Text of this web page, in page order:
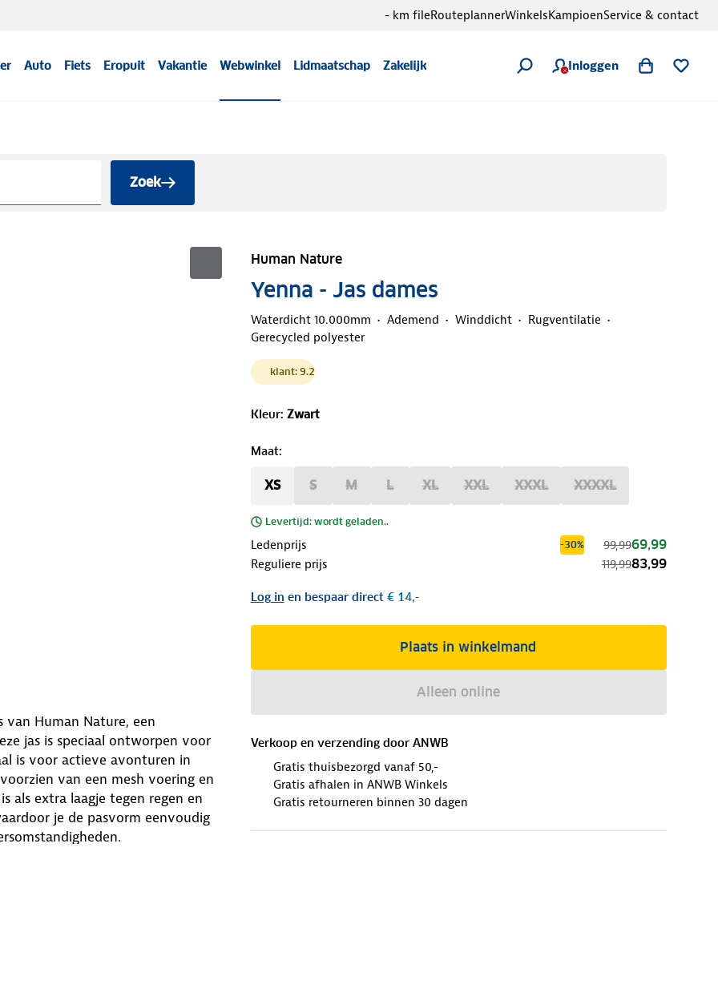
Auto Fiets Eropuit Vakantie Webwinkel Lidmaatschap Zakelijk Inloggen
- km fileRouteplannerWinkelsKampioenService & contact
Zoek
Human Nature
Yenna - Jas dames
Waterdicht 10.000mm Ademend Winddicht
Rugventilatie
Gerecycled polyester
klant: 9.2
Kleur: Zwart
Maat:
XS S M L XL XXL XXXL XXXXL
Levertijd: wordt geladen..
Ledenprijs -30% 99,9969,99
Reguliere prijs 119,9983,99
Log in en bespaar direct€ 14,-
Plaats in winkelmand
Alleen online
Verkoop en verzending door ANWB
Gratis thuisbezorgd vanaf 50,-
Gratis afhalen in ANWB Winkels
Gratis retourneren binnen 30 dagen
van Human Nature, een
jas is speciaal ontworpen voor
is voor actieve avonturen in
van een mesh voering en
als extra laagje tegen regen en
je de pasvorm eenvoudig
zorgt voor betere zichtbaarheid in
ontwerp biedt optimale
biedt tegen ongunstige
geniet van een dagje
ideale metgezel. Met de Yenna